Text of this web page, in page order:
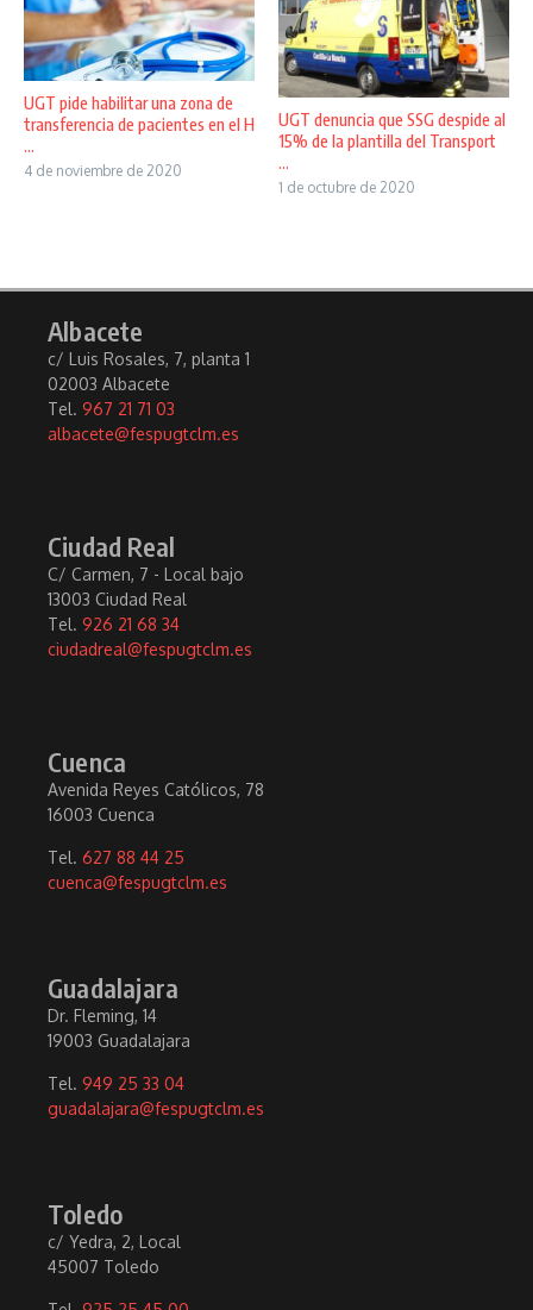
UGT pide habilitar una zona de
transferencia de pacientes en el H
...
4 de noviembre de 2020
UGT denuncia que SSG despide al
15% de la plantilla del Transport
...
1 de octubre de 2020
Albacete
c/ Luis Rosales, 7, planta 1
02003 Albacete
Tel. 967 21 71 03
albacete@fespugtclm.es
Ciudad Real
C/ Carmen, 7 - Local bajo
13003 Ciudad Real
Tel. 926 21 68 34
ciudadreal@fespugtclm.es
Cuenca
Avenida Reyes Católicos, 78
16003 Cuenca
Tel. 627 88 44 25
cuenca@fespugtclm.es
Guadalajara
Dr. Fleming, 14
19003 Guadalajara
Tel. 949 25 33 04
guadalajara@fespugtclm.es
Toledo
c/ Yedra, 2, Local
45007 Toledo